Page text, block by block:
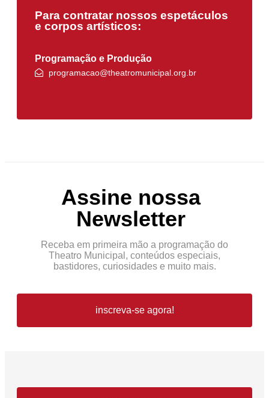
Para contratar nossos espetáculos
e corpos artísticos:
Programação e Produção
programacao@theatromunicipal.org.br
Assine nossa
Newsletter
Receba em primeira mão a programação do
Theatro Municipal, conteúdos especiais,
bastidores, curiosidades e muito mais.
inscreva-se agora!